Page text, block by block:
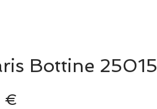
Bottine 25015
€